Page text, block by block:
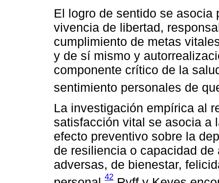
El logro de sentido se
vivencia de libertad,
cumplimiento de metas
y de sí mismo y
componente crítico de la
sentimiento personales de
La investigación empírica al
satisfacción vital se asocia a
efecto preventivo sobre la
de resiliencia o capacidad
adversas, de bienestar,
42